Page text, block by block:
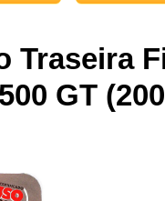
Traseira
GT